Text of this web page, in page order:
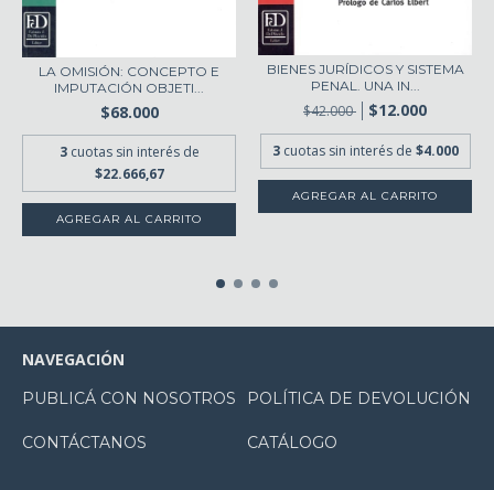
LA OMISIÓN: CONCEPTO E
IMPUTACIÓN OBJETI...
$68.000
3 cuotas sin interés de
$22.666,67
BIENES JURÍDICOS Y SISTEMA
PENAL. UNA IN...
$42.000 $12.000
3 cuotas sin interés de $4.000
NAVEGACIÓN
PUBLICÁ CON NOSOTROS POLÍTICA DE DEVOLUCIÓN
CONTÁCTANOS CATÁLOGO